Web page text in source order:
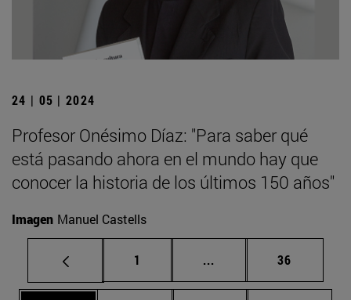
24 | 05 | 2024
Profesor Onésimo Díaz: "Para saber qué
está pasando ahora en el mundo hay que
conocer la historia de los últimos 150 años"
Imagen Manuel Castells
Página
1 ... Páginas intermedias
Página
36